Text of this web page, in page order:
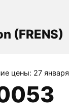
(FRENS)
цены: 27 января